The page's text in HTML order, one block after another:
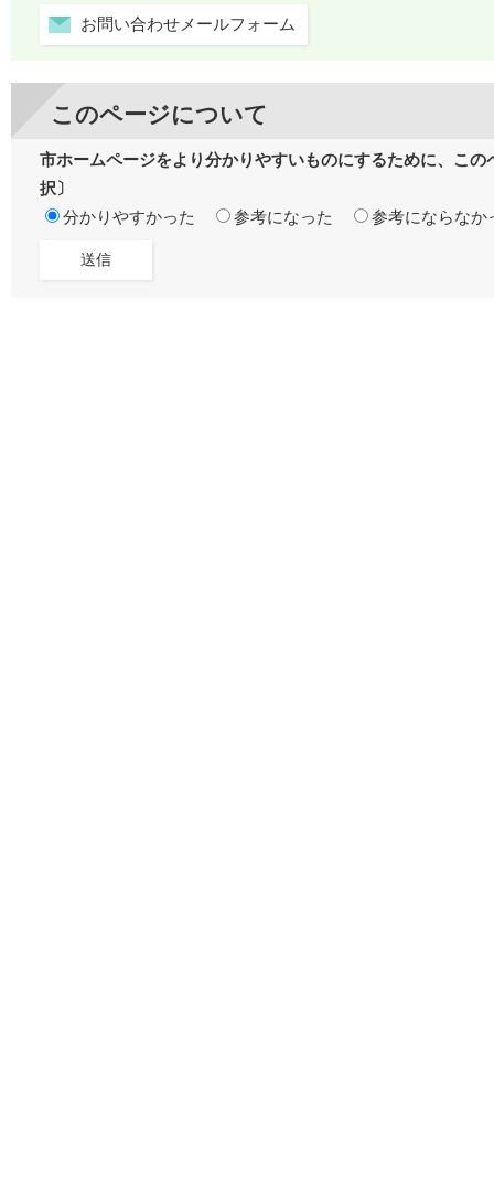
お問い合わせメールフォーム
このページについて
市ホームページをより分かりやすいものにするために、こ
択〕
分かりやすかった
参考になった 参考にならなか